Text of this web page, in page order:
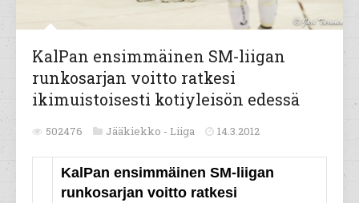
KalPan ensimmäinen SM-liigan
runkosarjan voitto ratkesi
ikimuistoisesti kotiyleisön edessä
502476 Jääkiekko - Liiga 14.3.2012
KalPan ensimmäinen SM-liigan
runkosarjan voitto ratkesi